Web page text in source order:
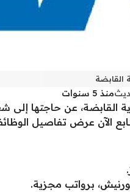
القابضة
منذ 5 سنوات
القابضة، عن حاجتها إلى
الآن عرض تفاصيل